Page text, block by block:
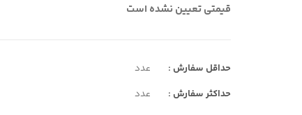
قیمتی تعیین نشده است
حداقل سفارش :
عدد
حداکثر سفارش :
عدد